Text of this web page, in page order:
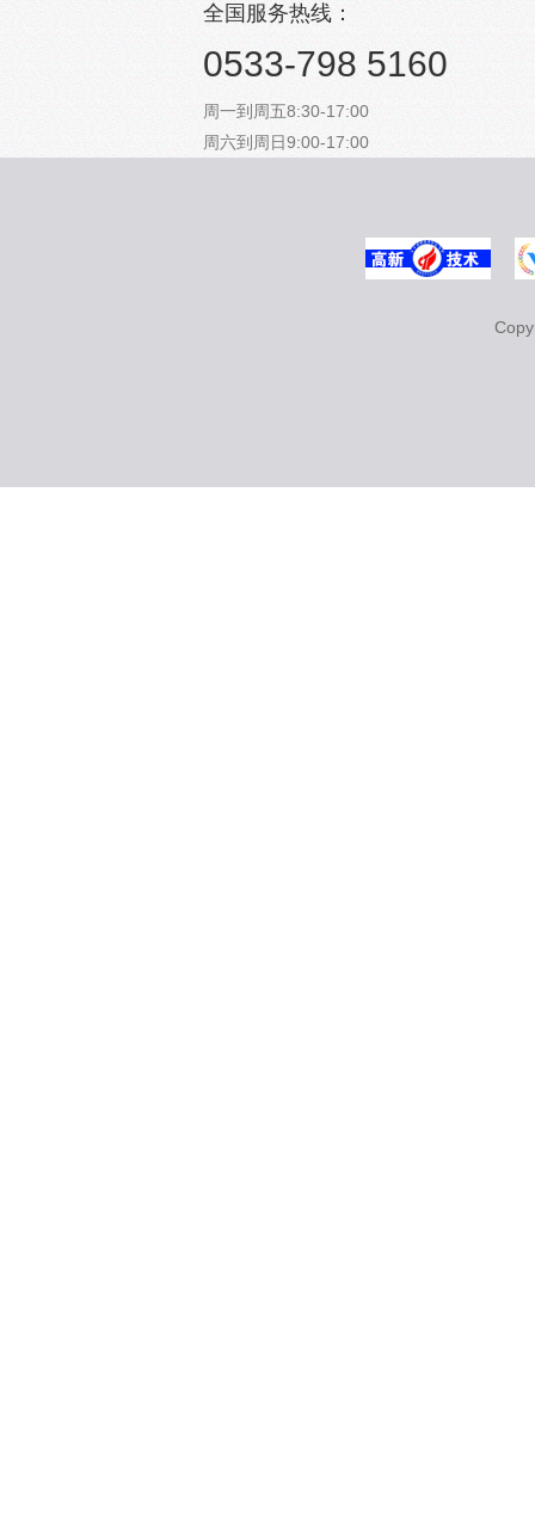
全国服务热线：
0533-798 5160
周一到周五8:30-17:00
周六到周日9:00-17:00